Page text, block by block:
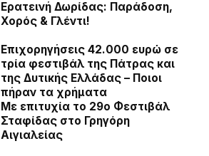
Ερατεινή Δωρίδας: Παράδοση,
Χορός & Γλέντι!
Επιχορηγήσεις 42.000 ευρώ σε
τρία φεστιβάλ της Πάτρας και
της Δυτικής Ελλάδας – Ποιοι
πήραν τα χρήματα
Με επιτυχία το 29ο Φεστιβάλ
Σταφίδας στο Γρηγόρη
Aιγιαλείας